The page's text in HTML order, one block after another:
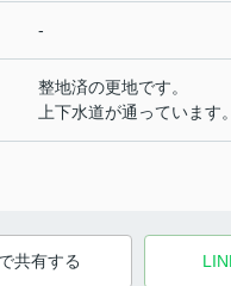
-
整地済の更地です。
上下水道が通っています。
共有する